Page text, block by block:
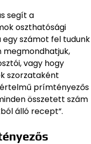
segít a
oszthatósági
egy számot fel tudunk
vagy hogy
szorzataként
prímtényezős
összetett szám
álló recept”.